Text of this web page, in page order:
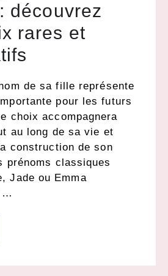
découvrez
rares et
de sa fille représente
pour les futurs
choix accompagnera
au long de sa vie et
construction de son
prénoms classiques
Jade ou Emma
…